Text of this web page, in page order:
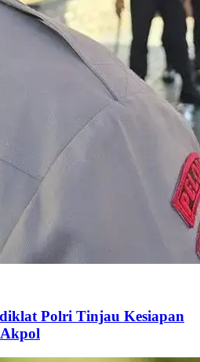
Polri Tinjau Kesiapan